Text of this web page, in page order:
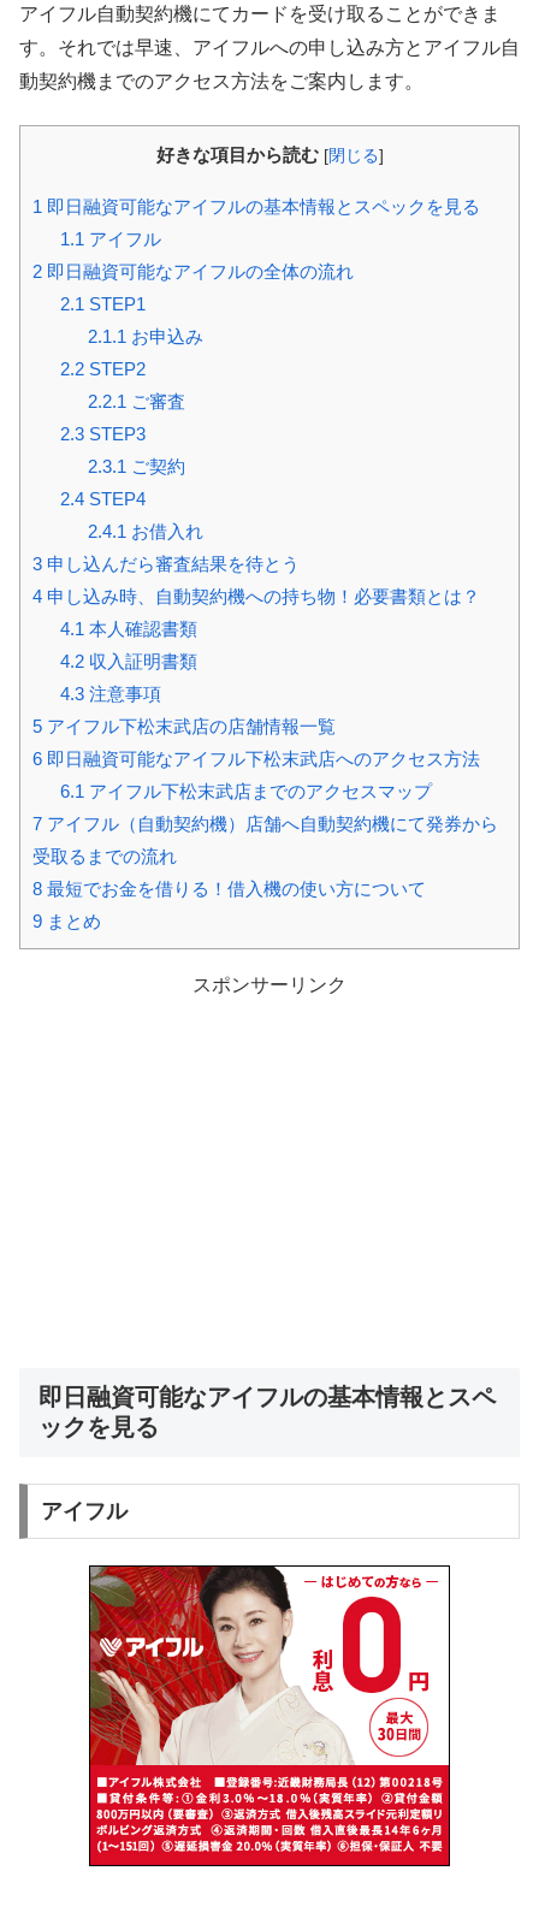
アイフル自動契約機にてカードを受け取ることができま
す。それでは早速、アイフルへの申し込み方とアイフル自
動契約機までのアクセス方法をご案内します。
好きな項目から読む [閉じる]
1 即日融資可能なアイフルの基本情報とスペックを見る
1.1 アイフル
2 即日融資可能なアイフルの全体の流れ
2.1 STEP1
2.1.1 お申込み
2.2STEP2
2.2.1 ご審査
2.3STEP3
2.3.1 ご契約
2.4STEP4
2.4.1 お借入れ
3 申し込んだら審査結果を待とう
4 申し込み時、自動契約機への持ち物！必要書類とは？
4.1 本人確認書類
4.2収入証明書類
4.3注意事項
5 アイフル下松末武店の店舗情報一覧
6 即日融資可能なアイフル下松末武店へのアクセス方法
6.1 アイフル下松末武店までのアクセスマップ
7 アイフル（自動契約機）店舗へ自動契約機にて発券から
受取るまでの流れ
8 最短でお金を借りる！借入機の使い方について
9 まとめ
スポンサーリンク
即日融資可能なアイフルの基本情報とスペ
ックを見る
アイフル